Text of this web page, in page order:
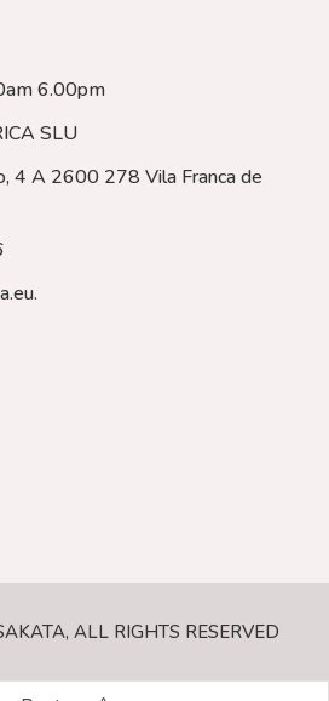
6.00pm
SLU
4 A 2600 278 Vila Franca de
.
ALL RIGHTS RESERVED